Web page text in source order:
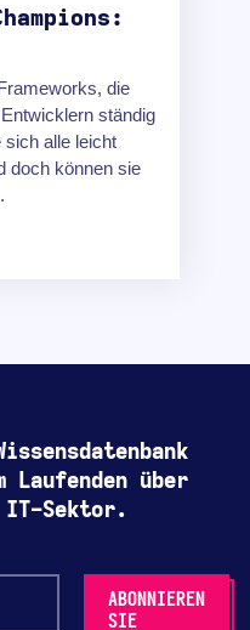
die
ständig
sich alle leicht
doch können sie
Laufenden über
IT-Sektor.